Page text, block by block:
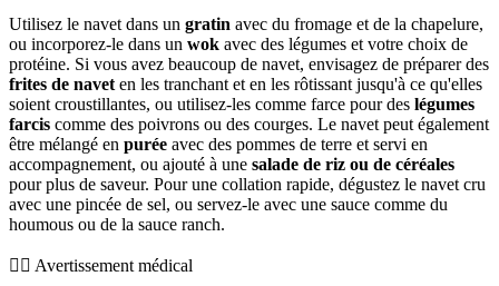
Utilisez le navet dans un gratin avec du fromage et de la chapelure,
ou incorporez-le dans un wok avec des légumes et votre choix de
protéine. Si vous avez beaucoup de navet, envisagez de préparer des
frites de navet en les tranchant et en les rôtissant jusqu'à ce qu'elles
soient croustillantes, ou utilisez-les comme farce pour des légumes
farcis comme des poivrons ou des courges. Le navet peut également
être mélangé en purée avec des pommes de terre et servi en
accompagnement, ou ajouté à une salade de riz ou de céréales
pour plus de saveur. Pour une collation rapide, dégustez le navet cru
avec une pincée de sel, ou servez-le avec une sauce comme du
houmous ou de la sauce ranch.
👨‍⚕️️ Avertissement médical